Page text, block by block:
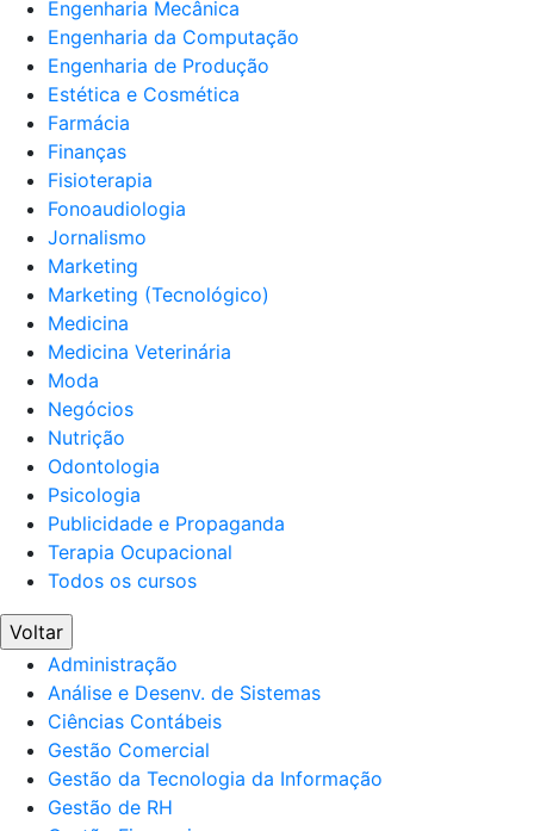
Engenharia Mecânica
Engenharia da Computação
Engenharia de Produção
Estética e Cosmética
Farmácia
Finanças
Fisioterapia
Fonoaudiologia
Jornalismo
Marketing
Marketing (Tecnológico)
Medicina
Medicina Veterinária
Moda
Negócios
Nutrição
Odontologia
Psicologia
Publicidade e Propaganda
Terapia Ocupacional
Todos os cursos
Voltar
Administração
Análise e Desenv. de Sistemas
Ciências Contábeis
Gestão Comercial
Gestão da Tecnologia da Informação
Gestão de RH